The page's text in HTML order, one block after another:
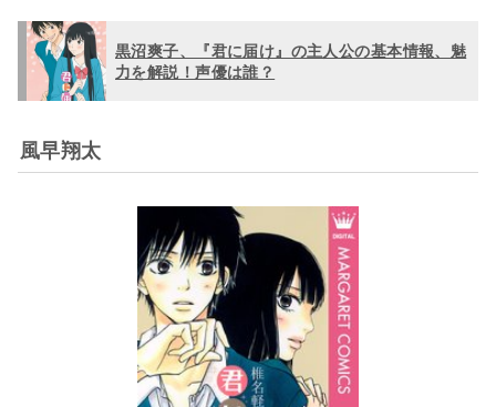
黒沼爽子、『君に届け』の主人公の基本情報、魅
力を解説！声優は誰？
風早翔太